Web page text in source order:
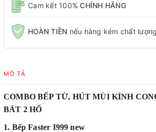
Cam kết 100% CHÍNH HÃNG
HOÀN TIỀN nếu hàng kém chất
MÔ TẢ
COMBO BẾP TỪ, HÚT MÙI KÍNH
BÁT 2 HỐ
1. Bếp Faster I999 new